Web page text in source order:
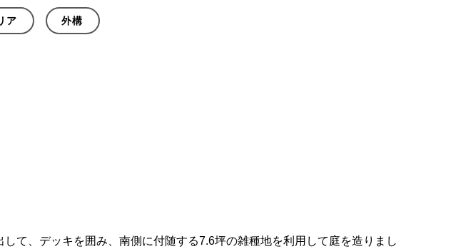
ア 外構
て、デッキを囲み、南側に付随する7.6坪の雑種地を利用して庭を造りまし